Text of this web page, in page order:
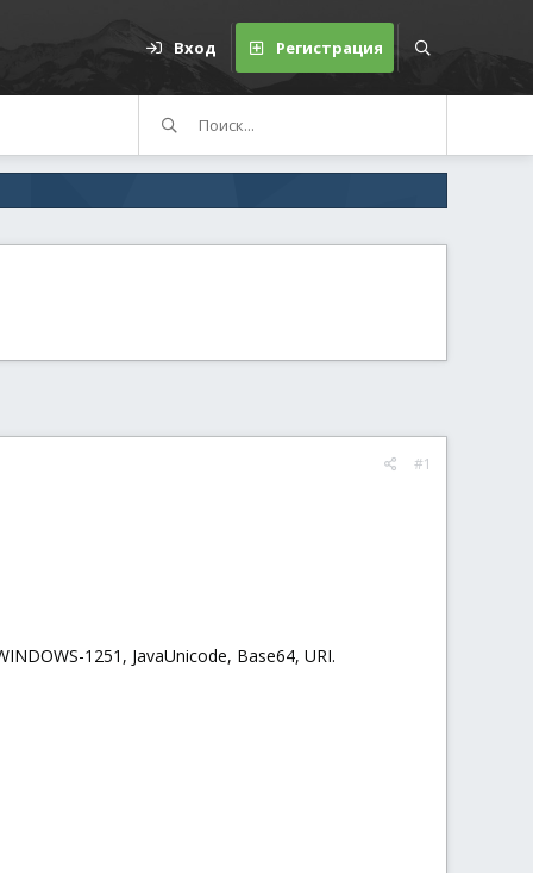
Вход Регистрация
#1
1251, JavaUnicode, Base64, URI.